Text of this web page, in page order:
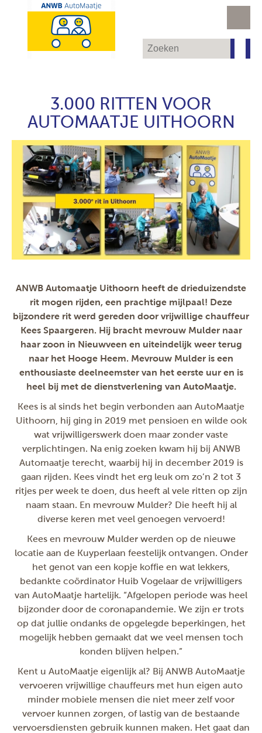
3.000 RITTEN VOOR
AUTOMAATJE UITHOORN
ANWB Automaatje Uithoorn heeft de drieduizendste
rit mogen rijden, een prachtige mijlpaal! Deze
bijzondere rit werd gereden door vrijwillige chauffeur
Kees Spaargeren. Hij bracht mevrouw Mulder naar
haar zoon in Nieuwveen en uiteindelijk weer terug
naar het Hooge Heem. Mevrouw Mulder is een
enthousiaste deelneemster van het eerste uur en is
heel bij met de dienstverlening van AutoMaatje.
Kees is al sinds het begin verbonden aan AutoMaatje
Uithoorn, hij ging in 2019 met pensioen en wilde ook
wat vrijwilligerswerk doen maar zonder vaste
verplichtingen. Na enig zoeken kwam hij bij ANWB
Automaatje terecht, waarbij hij in december 2019 is
gaan rijden. Kees vindt het erg leuk om zo’n 2 tot 3
ritjes per week te doen, dus heeft al vele ritten op zijn
naam staan. En mevrouw Mulder? Die heeft hij al
diverse keren met veel genoegen vervoerd!
Kees en mevrouw Mulder werden op de nieuwe
locatie aan de Kuyperlaan feestelijk ontvangen. Onder
het genot van een kopje koffie en wat lekkers,
bedankte coördinator Huib Vogelaar de vrijwilligers
van AutoMaatje hartelijk. “Afgelopen periode was heel
bijzonder door de coronapandemie. We zijn er trots
op dat jullie ondanks de opgelegde beperkingen, het
mogelijk hebben gemaakt dat we veel mensen toch
konden blijven helpen.”
Kent u AutoMaatje eigenlijk al? Bij ANWB AutoMaatje
vervoeren vrijwillige chauffeurs met hun eigen auto
minder mobiele mensen die niet meer zelf voor
vervoer kunnen zorgen, of lastig van de bestaande
vervoersdiensten gebruik kunnen maken. Het gaat dan